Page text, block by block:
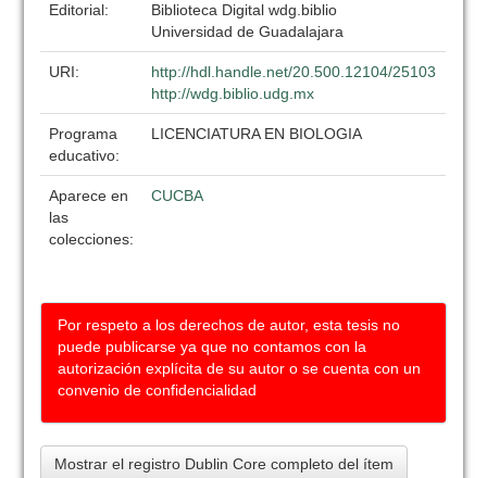
Editorial:
Biblioteca Digital wdg.biblio
Universidad de Guadalajara
URI:
http://hdl.handle.net/20.500.12104/25103
http://wdg.biblio.udg.mx
Programa
educativo:
LICENCIATURA EN BIOLOGIA
Aparece en
las
colecciones:
CUCBA
Por respeto a los derechos de autor, esta tesis no
puede publicarse ya que no contamos con la
autorización explícita de su autor o se cuenta con un
convenio de confidencialidad
Mostrar el registro Dublin Core completo del ítem